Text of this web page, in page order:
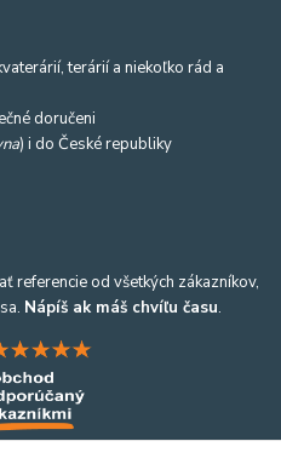
terárií a niekoľko rád a
doručeni
) i do České republiky
referencie od všetkých zákazníkov,
Nápíš ak máš chvíľu času.